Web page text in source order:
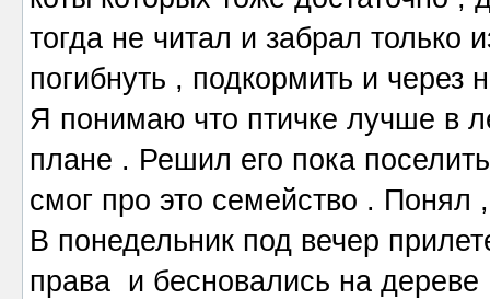
тогда не читал и забрал только
погибнуть , подкормить и через
Я понимаю что птичке лучше в
плане . Решил его пока
смог про это семейство . Понял
В понедельник под вечер
права и бесновались на дереве